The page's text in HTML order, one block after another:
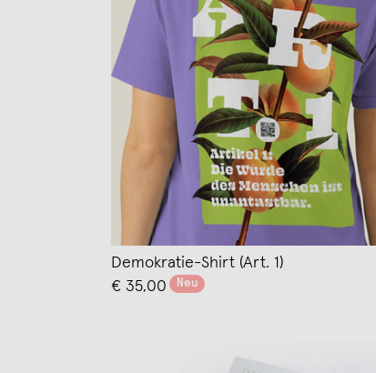
Demokratie-Shirt (Art. 1)
€ 35,00
Neu